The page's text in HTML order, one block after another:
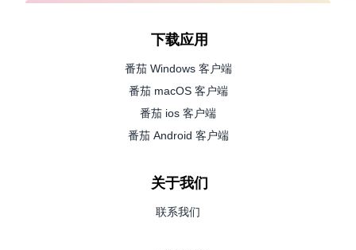
下载应用
番茄 Windows 客户端
番茄 macOS 客户端
番茄 ios 客户端
番茄 Android 客户端
关于我们
联系我们